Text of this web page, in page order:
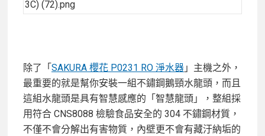
除了「 SAKURA 櫻花 P0231 RO 淨水器 」主機之外，
最重要的就是幫你安裝一組不鏽鋼鵝頸水龍頭，而且
這組水龍頭是具有智慧感應的「智慧龍頭」，整組採
用符合 CNS8088 檢驗食品安全的 304 不鏽鋼材質，
不僅不會分解出有害物質，內壁更不會有藏汙納垢的